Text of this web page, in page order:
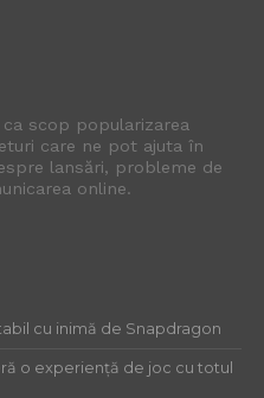
ca scop popularizarea
care ne pot ajuta în
lansări, probleme de
online.
cu inimă de Snapdragon
o experiență de joc cu totul